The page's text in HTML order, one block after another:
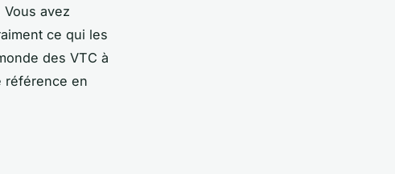
Vous avez
ce qui les
des VTC à
référence en